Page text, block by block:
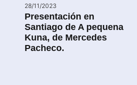
28/11/2023
Presentación en
Santiago de A pequena
Kuna, de Mercedes
Pacheco.